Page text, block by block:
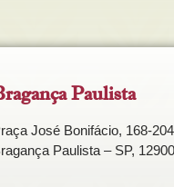
Paulista
José Bonifácio, 168-
Paulista – SP,